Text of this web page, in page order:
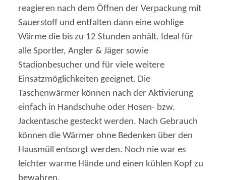
reagieren nach dem Öffnen der Verpackung mit
Sauerstoff und entfalten dann eine wohlige
Wärme die bis zu 12 Stunden anhält. Ideal für
alle Sportler, Angler & Jäger sowie
Stadionbesucher und für viele weitere
Einsatzmöglichkeiten geeignet. Die
Taschenwärmer können nach der Aktivierung
einfach in Handschuhe oder Hosen- bzw.
Jackentasche gesteckt werden. Nach Gebrauch
können die Wärmer ohne Bedenken über den
Hausmüll entsorgt werden. Noch nie war es
leichter warme Hände und einen kühlen Kopf zu